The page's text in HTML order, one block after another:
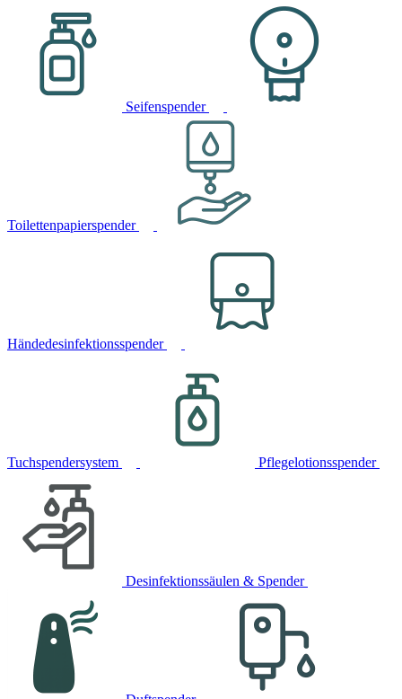
Seifenspender
Toilettenpapierspender
Händedesinfektionsspender
Tuchspendersystem Pflegelotionsspender
Desinfektionssäulen & Spender